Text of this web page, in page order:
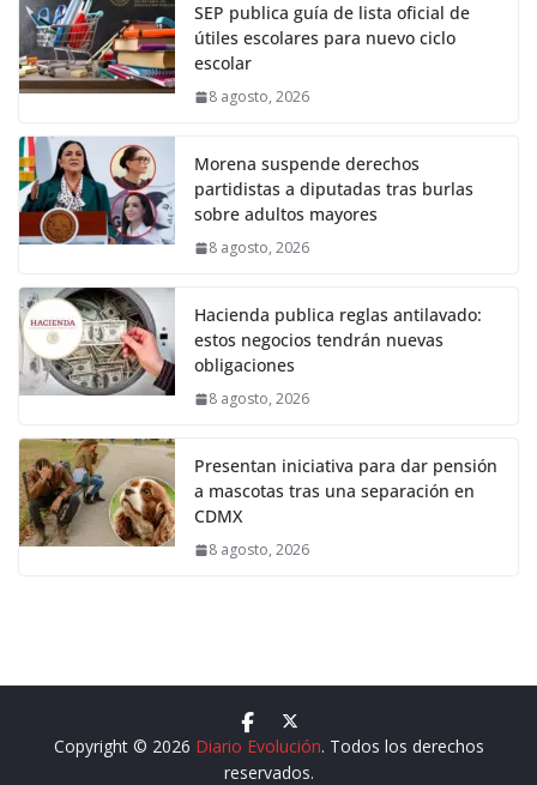
SEP publica guía de lista oficial de
útiles escolares para nuevo ciclo
escolar
8 agosto, 2026
Morena suspende derechos
partidistas a diputadas tras burlas
sobre adultos mayores
8 agosto, 2026
Hacienda publica reglas antilavado:
estos negocios tendrán nuevas
obligaciones
8 agosto, 2026
Presentan iniciativa para dar pensión
a mascotas tras una separación en
CDMX
8 agosto, 2026
Copyright © 2026 Diario Evolución. Todos los derechos
reservados.